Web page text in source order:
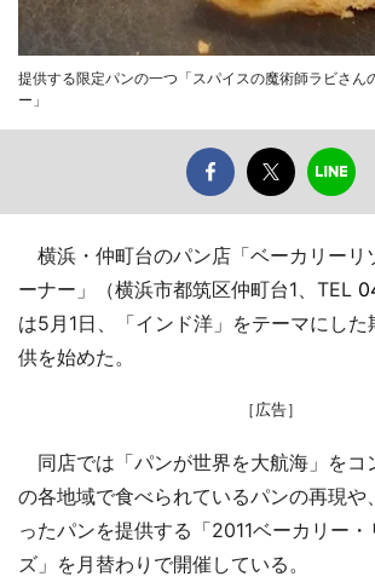
提供する限定パンの一つ「スパイスの魔術師ラビさん
ー」
横浜・仲町台のパン店「ベーカリーリ
ーナー」（横浜市都筑区仲町台1、TEL
は5月1日、「インド洋」をテーマにし
供を始めた。
［広告］
同店では「パンが世界を大航海」をコ
の各地域で食べられているパンの再現や
ったパンを提供する「2011ベーカリー
ズ」を月替わりで開催している。